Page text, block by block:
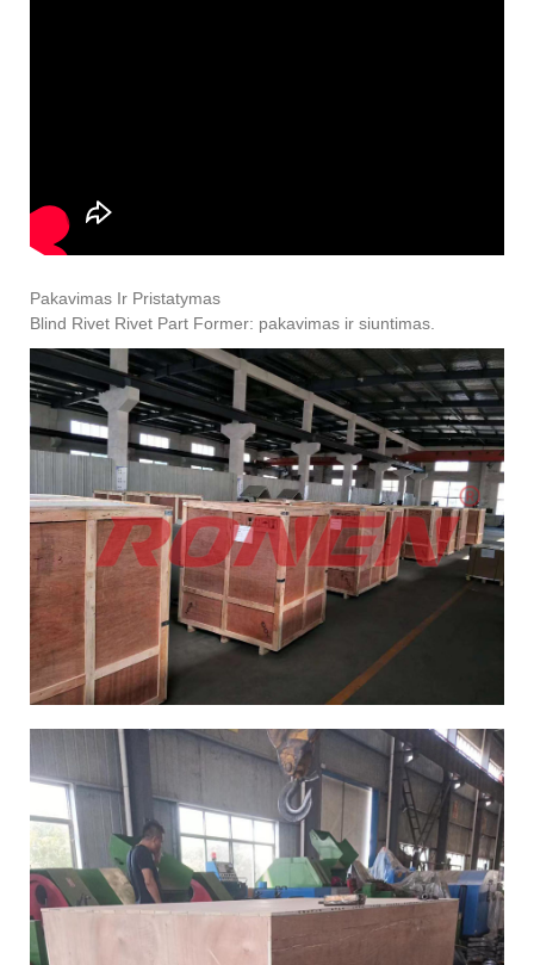
Pakavimas Ir Pristatymas
Blind Rivet Rivet Part Former: pakavimas ir siuntimas.